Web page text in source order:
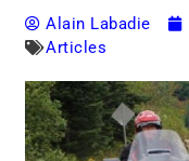
Alain Labadie
Articles